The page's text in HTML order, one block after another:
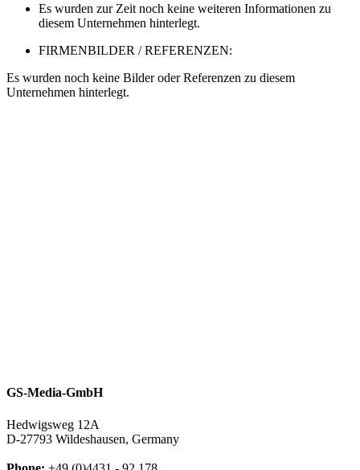
Es wurden zur Zeit noch keine weiteren Informationen zu
diesem Unternehmen hinterlegt.
FIRMENBILDER / REFERENZEN:
Es wurden noch keine Bilder oder Referenzen zu diesem
Unternehmen hinterlegt.
GS-Media-GmbH
Hedwigsweg 12A
D-27793 Wildeshausen, Germany